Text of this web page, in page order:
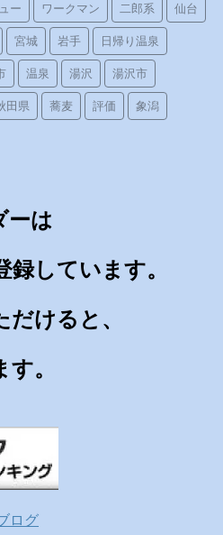
ー ワークマン 二郎系 仙台
宮城 岩手 日帰り温泉
温泉 湯沢 湯沢市
田県 蕎麦 評価 象潟
ーは
しています。
だけると、
。